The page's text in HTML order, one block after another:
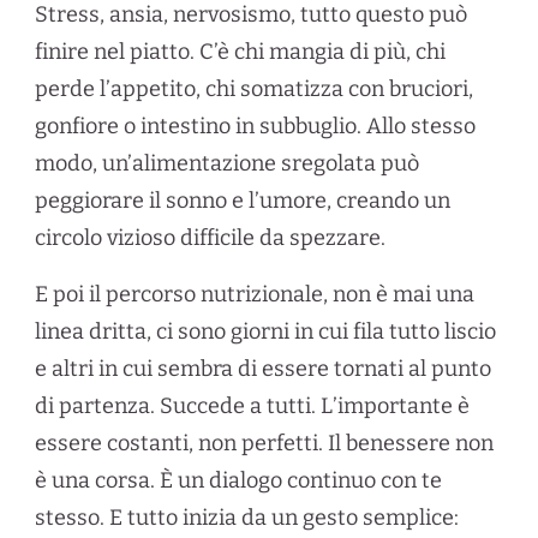
Stress, ansia, nervosismo, tutto questo può
finire nel piatto. C’è chi mangia di più, chi
perde l’appetito, chi somatizza con bruciori,
gonfiore o intestino in subbuglio. Allo stesso
modo, un’alimentazione sregolata può
peggiorare il sonno e l’umore, creando un
circolo vizioso difficile da spezzare.
E poi il percorso nutrizionale, non è mai una
linea dritta, ci sono giorni in cui fila tutto liscio
e altri in cui sembra di essere tornati al punto
di partenza. Succede a tutti. L’importante è
essere costanti, non perfetti. Il benessere non
è una corsa. È un dialogo continuo con te
stesso. E tutto inizia da un gesto semplice: